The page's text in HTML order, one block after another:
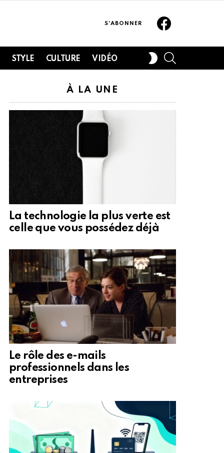
S'ABONNER
STYLE CULTURE VIDÉO
SWITCH
SKIN
À LA UNE
La technologie la plus verte est
celle que vous possédez déjà
Le rôle des e-mails
professionnels dans les
entreprises